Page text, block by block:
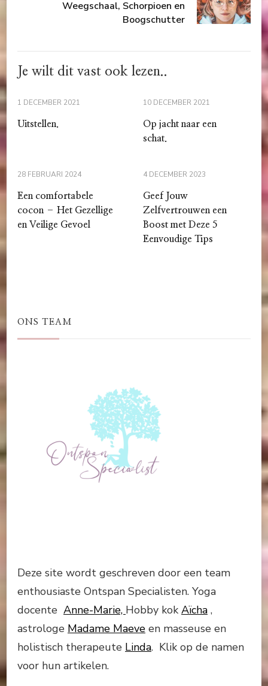
Weegschaal, Schorpioen en
Boogschutter
Je wilt dit vast ook lezen..
1 DECEMBER 2021
Uitstellen.
10 DECEMBER 2021
Op jacht naar een
schat.
28 FEBRUARI 2024
Een comfortabele
cocon – Het Gezellige
en Veilige Gevoel
4 DECEMBER 2023
Geef Jouw
Zelfvertrouwen een
Boost met Deze 5
Eenvoudige Tips
ONS TEAM
Deze site wordt geschreven door een team
enthousiaste Ontspan Specialisten. Yoga
docente Anne-Marie, Hobby kok Aïcha ,
astrologe Madame Maeve en masseuse en
holistisch therapeute Linda. Klik op de namen
voor hun artikelen.